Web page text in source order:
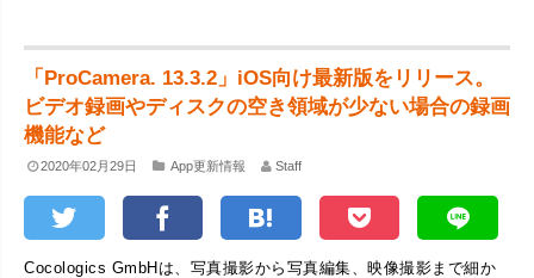
「ProCamera. 13.3.2」iOS向け最新版をリリース。
ビデオ録画やディスクの空き領域が少ない場合の録画
機能など
2020年02月29日 App更新情報 Staff
Cocologics GmbHは、写真撮影から写真編集、映像撮影まで細か